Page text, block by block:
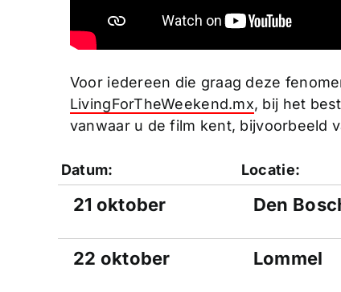
Voor iedereen die graag deze
LivingForTheWeekend.mx, bij het
vanwaar u de film kent, bijvoorbeeld
Datum: Locatie:
21 oktober Den
22 oktober Lommel